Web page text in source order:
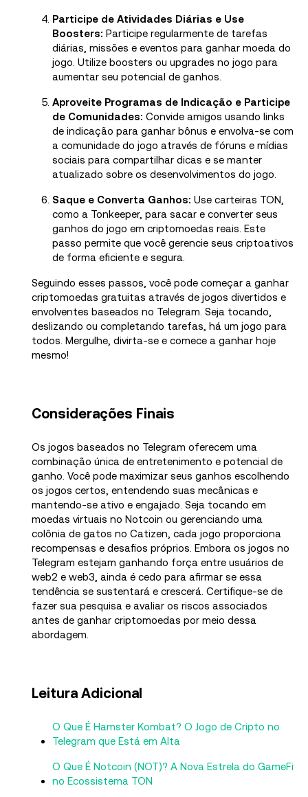
Participe de Atividades Diárias e Use
Boosters: Participe regularmente de tarefas
diárias, missões e eventos para ganhar moeda do
jogo. Utilize boosters ou upgrades no jogo para
aumentar seu potencial de ganhos.
Aproveite Programas de Indicação e Participe
de Comunidades: Convide amigos usando links
de indicação para ganhar bônus e envolva-se com
a comunidade do jogo através de fóruns e mídias
sociais para compartilhar dicas e se manter
atualizado sobre os desenvolvimentos do jogo.
Saque e Converta Ganhos: Use carteiras TON,
como a Tonkeeper, para sacar e converter seus
ganhos do jogo em criptomoedas reais. Este
passo permite que você gerencie seus criptoativos
de forma eficiente e segura.
Seguindo esses passos, você pode começar a ganhar
criptomoedas gratuitas através de jogos divertidos e
envolventes baseados no Telegram. Seja tocando,
deslizando ou completando tarefas, há um jogo para
todos. Mergulhe, divirta-se e comece a ganhar hoje
mesmo!
Considerações Finais
Os jogos baseados no Telegram oferecem uma
combinação única de entretenimento e potencial de
ganho. Você pode maximizar seus ganhos escolhendo
os jogos certos, entendendo suas mecânicas e
mantendo-se ativo e engajado. Seja tocando em
moedas virtuais no Notcoin ou gerenciando uma
colônia de gatos no Catizen, cada jogo proporciona
recompensas e desafios próprios. Embora os jogos no
Telegram estejam ganhando força entre usuários de
web2 e web3, ainda é cedo para afirmar se essa
tendência se sustentará e crescerá. Certifique-se de
fazer sua pesquisa e avaliar os riscos associados
antes de ganhar criptomoedas por meio dessa
abordagem.
Leitura Adicional
O Que É Hamster Kombat? O Jogo de Cripto no
Telegram que Está em Alta
O Que É Notcoin (NOT)? A Nova Estrela do GameFi
no Ecossistema TON